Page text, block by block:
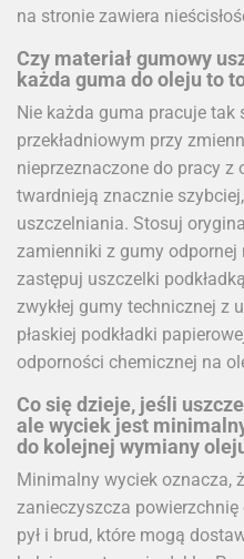
na stronie zawiera
Czy materiał gumowy
każda guma do oleju to
Nie każda guma pracuje tak
przekładniowym przy
nieprzeznaczone do pracy z
twardnieją znacznie
uszczelniania. Stosuj
zamienniki z gumy odpornej
zastępuj uszczelki
zwykłej gumy technicznej z
płaskiej podkładki
odporności chemicznej na
Co się dzieje, jeśli
ale wyciek jest
do kolejnej wymiany
Minimalny wyciek oznacza,
zanieczyszcza
pył i brud, które mogą